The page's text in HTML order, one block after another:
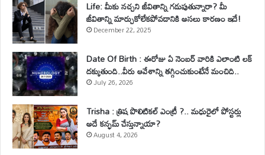
Life: మీకు నచ్చని జీవితాన్ని గడుపుతున్నారా? మీ
జీవితాన్ని మార్చుకోలేకపోవడానికి అసలు కారణం ఇదే!
December 22, 2025
Date Of Birth : ఈరోజు ఏ నెంబర్ వారికి ఎలాంటి లక్
దక్కుతుంది..వీరు ఆవేశాన్ని తగ్గించుకుంటేనే మంచిది..
July 26, 2026
Trisha : త్రిష పొలిటికల్ ఎంట్రీ ?.. మధురైలో పోస్టర్లు
అదే కన్ఫమ్ చేస్తున్నాయా?
August 4, 2026